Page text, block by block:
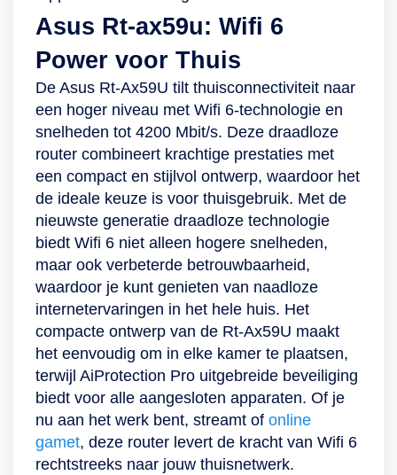
Asus Rt-ax59u: Wifi 6
Power voor Thuis
De Asus Rt-Ax59U tilt thuisconnectiviteit naar
een hoger niveau met Wifi 6-technologie en
snelheden tot 4200 Mbit/s. Deze draadloze
router combineert krachtige prestaties met
een compact en stijlvol ontwerp, waardoor het
de ideale keuze is voor thuisgebruik. Met de
nieuwste generatie draadloze technologie
biedt Wifi 6 niet alleen hogere snelheden,
maar ook verbeterde betrouwbaarheid,
waardoor je kunt genieten van naadloze
internetervaringen in het hele huis. Het
compacte ontwerp van de Rt-Ax59U maakt
het eenvoudig om in elke kamer te plaatsen,
terwijl AiProtection Pro uitgebreide beveiliging
biedt voor alle aangesloten apparaten. Of je
nu aan het werk bent, streamt of online
gamet, deze router levert de kracht van Wifi 6
rechtstreeks naar jouw thuisnetwerk.